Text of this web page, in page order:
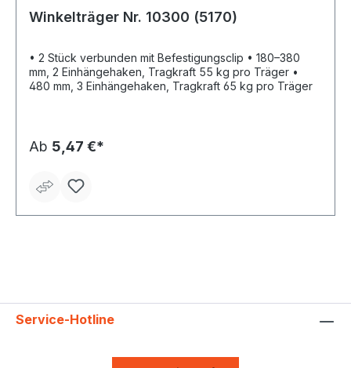
Winkelträger Nr. 10300 (5170)
• 2 Stück verbunden mit Befestigungsclip • 180–380
mm, 2 Einhängehaken, Tragkraft 55 kg pro Träger •
480 mm, 3 Einhängehaken, Tragkraft 65 kg pro Träger
Ab 5,47 €*
Service-Hotline